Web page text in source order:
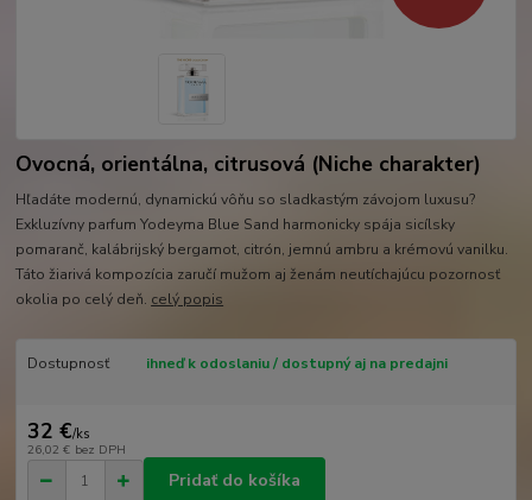
Ovocná, orientálna, citrusová (Niche charakter)
Hľadáte modernú, dynamickú vôňu so sladkastým závojom luxusu?
Exkluzívny parfum Yodeyma Blue Sand harmonicky spája sicílsky
pomaranč, kalábrijský bergamot, citrón, jemnú ambru a krémovú vanilku.
Táto žiarivá kompozícia zaručí mužom aj ženám neutíchajúcu pozornosť
okolia po celý deň. celý popis
Dostupnosť ihneď k odoslaniu / dostupný aj na predajni
32 €/ks
26,02 € bez DPH
Pridať do košíka